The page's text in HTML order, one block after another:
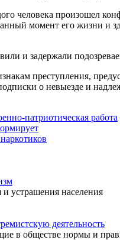
человека произошел
момент его жизни и
и задержали
преступления,
о невыезде и
патриотическая работа
устрашения населения
деятельность
в обществе нормы и